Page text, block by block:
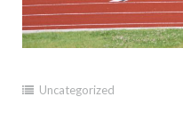
Uncategorized